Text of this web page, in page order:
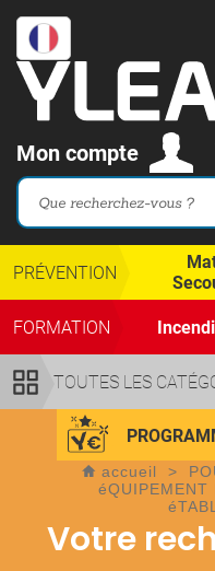
Mon compte
TOUTES LES
PRÉVENTION
FORMATION
accueil >
éQUIPEMENT
Votre